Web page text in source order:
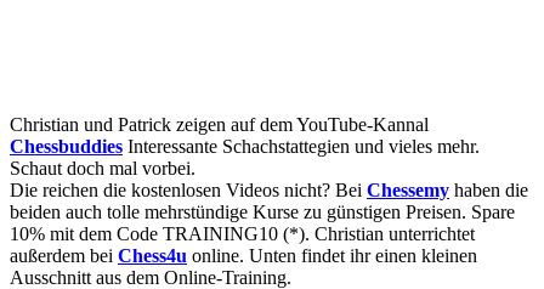
Christian und Patrick zeigen auf dem YouTube-Kannal
Chessbuddies Interessante Schachstattegien und vieles mehr.
Schaut doch mal vorbei.
Die reichen die kostenlosen Videos nicht? Bei Chessemy haben die
beiden auch tolle mehrstündige Kurse zu günstigen Preisen. Spare
10% mit dem Code TRAINING10 (*). Christian unterrichtet
außerdem bei Chess4u online. Unten findet ihr einen kleinen
Ausschnitt aus dem Online-Training.